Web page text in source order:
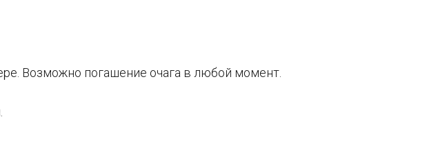
Возможно погашение очага в любой момент.